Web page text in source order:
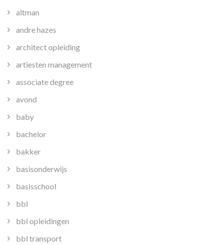
altman
andre hazes
architect opleiding
artiesten management
associate degree
avond
baby
bachelor
bakker
basisonderwijs
basisschool
bbl
bbl opleidingen
bbl transport